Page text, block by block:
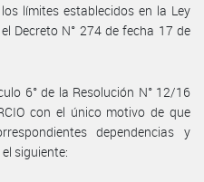
límites establecidos en la Ley
Decreto N° 274 de fecha 17 de
6° de la Resolución N° 12/16
con el único motivo de que
dependencias y
siguiente: